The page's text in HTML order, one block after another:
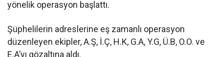
yönelik operasyon başlattı.
Şüphelilerin adreslerine eş zamanlı operasyon
düzenleyen ekipler, A.Ş, İ.Ç, H.K, G.A, Y.G, Ü.B, O.O. ve
E.A’yı gözaltına aldı.